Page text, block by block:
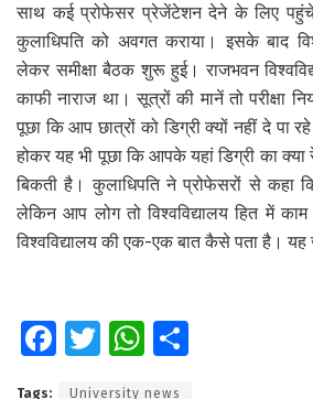
साथ कई प्रोफेसर प्रेजेंटेशन देने के लिए
कुलाधिपति को अवगत कराया। इसके बाद
लेकर समीक्षा बैठक शुरू हुई। राजभवन
काफी नाराज था। सूत्रों की मानें तो परीक्षा
पूछा कि आप छात्रों को डिग्री क्यों नहीं दे पा
होकर यह भी पूछा कि आपके यहां डिग्री का क्या
बिकती है। कुलाधिपति ने प्रोफेसरों से कहा
लेकिन आप लोग तो विश्वविद्यालय हित में
विश्वविद्यालय की एक-एक बात कैसे पता है।
Fa T
W
Tags: University news